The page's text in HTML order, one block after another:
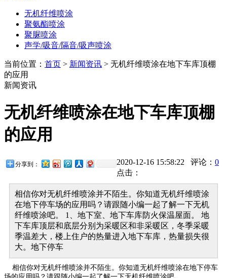
无机纤维喷涂
聚氨酯喷涂
聚脲喷涂
声学/吸音/隔音/吸声喷涂
当前位置： 首页 > 新闻资讯 > 无机纤维喷涂在地下车库顶棚
的应用
新闻资讯
无机纤维喷涂在地下车库顶棚
的应用
分享到： 2020-12-16 15:58:22 评论： 0
点击：
相信你对无机纤维喷涂并不陌生。你知道无机纤维喷涂
在地下停车场的应用吗？请跟随小编一起了解一下无机
纤维喷涂吧。 1、地下室、地下车库防火保温屋面。 地
下车库顶层和底层分别为采暖区和非采暖区，冬季采暖
季温差大，楼上住户的热量进入地下车库，热量损失很
大。地下停车
相信你对无机纤维喷涂并不陌生。你知道无机纤维喷涂在地下停车